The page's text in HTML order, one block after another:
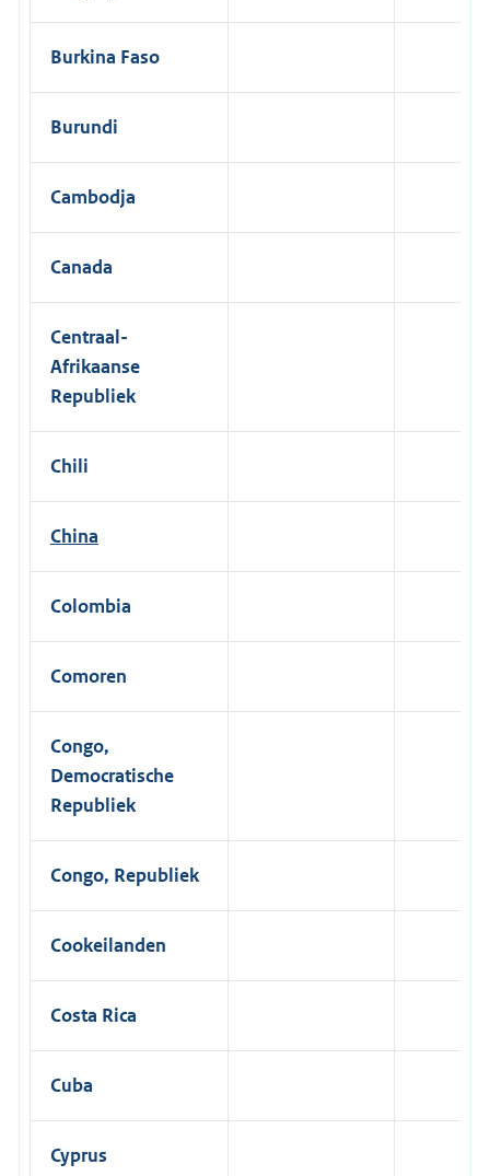
Burkina Faso
Burundi
Cambodja
Canada
Centraal-
Afrikaanse
Republiek
Chili
China
Colombia
Comoren
Congo,
Democratische
Republiek
Congo, Republiek
Cookeilanden
Costa Rica
Cuba
Cyprus